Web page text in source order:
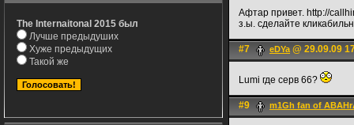
The Internaitonal 2015 был
Лучше предыдуших
Хуже предыдущих
Такой же
Афтар привет. http://
з.ы. сделайте
#7 eDYa@ 29.09.09
Lumi где серв 66?
#9 m1Gh fan of